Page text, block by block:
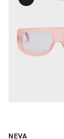
NEVA